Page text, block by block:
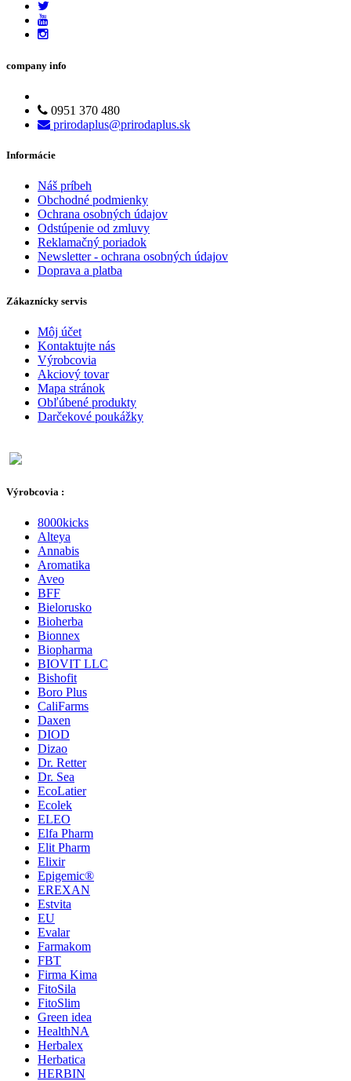
company info
0951 370 480
prirodaplus@prirodaplus.sk
Informácie
Náš príbeh
Obchodné podmienky
Ochrana osobných údajov
Odstúpenie od zmluvy
Reklamačný poriadok
Newsletter - ochrana osobných údajov
Doprava a platba
Zákaznícky servis
Môj účet
Kontaktujte nás
Výrobcovia
Akciový tovar
Mapa stránok
Obľúbené produkty
Darčekové poukážky
Výrobcovia :
8000kicks
Alteya
Annabis
Aromatika
Aveo
BFF
Bielorusko
Bioherba
Bionnex
Biopharma
BIOVIT LLC
Bishofit
Boro Plus
CaliFarms
Daxen
DIOD
Dizao
Dr. Retter
Dr. Sea
EcoLatier
Ecolek
ELEO
Elfa Pharm
Elit Pharm
Elixir
Epigemic®
EREXAN
Estvita
EU
Evalar
Farmakom
FBT
Firma Kima
FitoSila
FitoSlim
Green idea
HealthNA
Herbalex
Herbatica
HERBIN